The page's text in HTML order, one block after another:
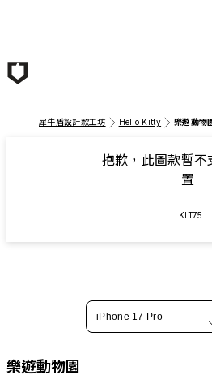
犀牛盾設計款工坊 Hello Kitty 樂遊動物
抱歉，此圖款暫不
置
KIT75
iPhone 17 Pro
樂遊動物園